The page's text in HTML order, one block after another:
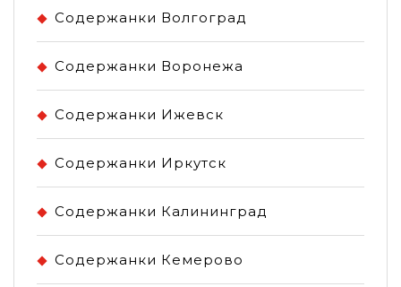
Содержанки Волгоград
Содержанки Воронежа
Содержанки Ижевск
Содержанки Иркутск
Содержанки Калининград
Содержанки Кемерово